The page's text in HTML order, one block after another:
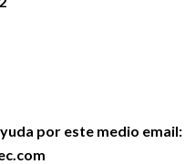
por este medio email: